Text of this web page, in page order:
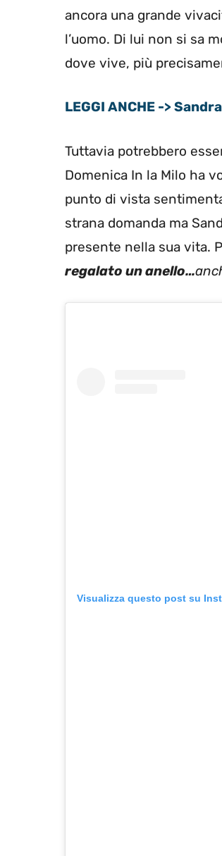
ancora una grande
l’uomo. Di lui non si sa
dove vive, più
LEGGI ANCHE ->
Tuttavia potrebbero
Domenica In la Milo ha
punto di vista
strana domanda ma
presente nella sua vita.
regalato un anello…
Visualizza questo post su